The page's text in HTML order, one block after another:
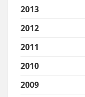
2013
2012
2011
2010
2009